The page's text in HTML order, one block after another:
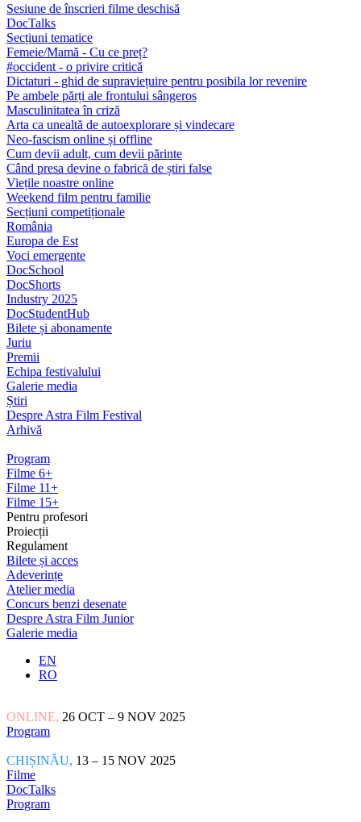
Sesiune de înscrieri filme deschisă
DocTalks
Secțiuni tematice
Femeie/Mamă - Cu ce preț?
#occident - o privire critică
Dictaturi - ghid de supraviețuire pentru posibila lor revenire
Pe ambele părți ale frontului sângeros
Masculinitatea în criză
Arta ca unealtă de autoexplorare și vindecare
Neo-fascism online și offline
Cum devii adult, cum devii părinte
Când presa devine o fabrică de știri false
Viețile noastre online
Weekend film pentru familie
Secțiuni competiționale
România
Europa de Est
Voci emergente
DocSchool
DocShorts
Industry 2025
DocStudentHub
Bilete și abonamente
Juriu
Premii
Echipa festivalului
Galerie media
Știri
Despre Astra Film Festival
Arhivă
Program
Filme 6+
Filme 11+
Filme 15+
Pentru profesori
Proiecții
Regulament
Bilete și acces
Adeverințe
Atelier media
Concurs benzi desenate
Despre Astra Film Junior
Galerie media
EN
RO
ONLINE, 26 OCT – 9 NOV 2025
Program
CHIȘINĂU, 13 – 15 NOV 2025
Filme
DocTalks
Program